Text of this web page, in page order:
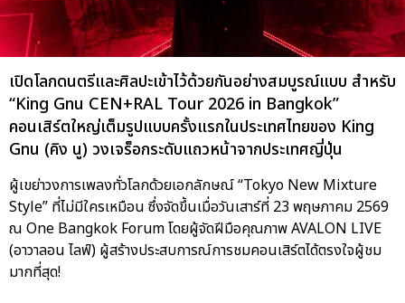
เปิดโลกดนตรีและศิลปะเข้าไว้ด้วยกันอย่างสมบูรณ์แบบ สำหรับ
“King Gnu CEN+RAL Tour 2026 in Bangkok”
คอนเสิร์ตใหญ่เต็มรูปแบบครั้งแรกในประเทศไทยของ King
Gnu (คิง นู) วงเจร็อกระดับแถวหน้าจากประเทศญี่ปุ่น
ผู้เขย่าวงการเพลงทั่วโลกด้วยเอกลักษณ์ “Tokyo New Mixture
Style” ที่ไม่มีใครเหมือน ซึ่งจัดขึ้นเมื่อวันเสาร์ที่ 23 พฤษภาคม 2569
ณ One Bangkok Forum โดยผู้จัดฝีมือคุณภาพ AVALON LIVE
(อาวาลอน ไลฟ์) ผู้สร้างประสบการณ์การชมคอนเสิร์ตได้ตรงใจผู้ชม
มากที่สุด!